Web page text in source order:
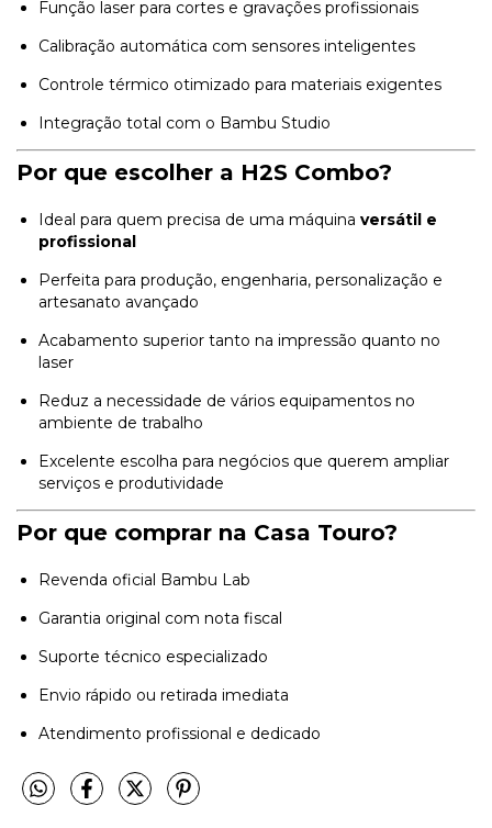
Função laser para cortes e gravações profissionais
Calibração automática com sensores inteligentes
Controle térmico otimizado para materiais exigentes
Integração total com o Bambu Studio
Por que escolher a H2S Combo?
Ideal para quem precisa de uma máquina versátil e
profissional
Perfeita para produção, engenharia, personalização e
artesanato avançado
Acabamento superior tanto na impressão quanto no
laser
Reduz a necessidade de vários equipamentos no
ambiente de trabalho
Excelente escolha para negócios que querem ampliar
serviços e produtividade
Por que comprar na Casa Touro?
Revenda oficial Bambu Lab
Garantia original com nota fiscal
Suporte técnico especializado
Envio rápido ou retirada imediata
Atendimento profissional e dedicado